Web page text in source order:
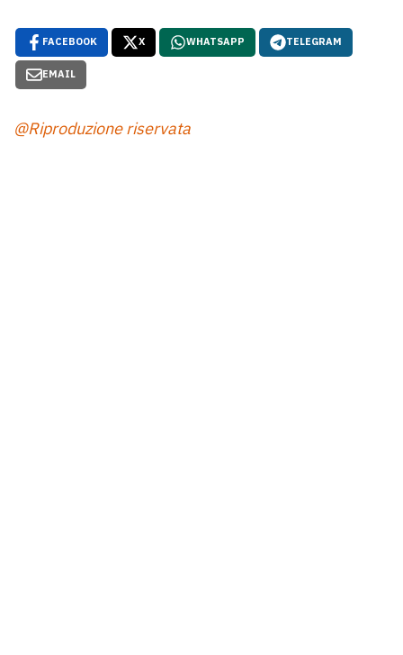
FACEBOOK X WHATSAPP TELEGRAM
EMAIL
@Riproduzione riservata